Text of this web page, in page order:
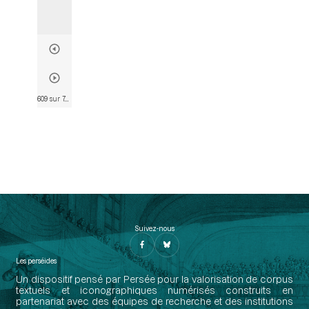
609 sur 746
Suivez-nous
Les perséides
Un dispositif pensé par Persée pour la valorisation de corpus
textuels et iconographiques numérisés construits en
partenariat avec des équipes de recherche et des institutions